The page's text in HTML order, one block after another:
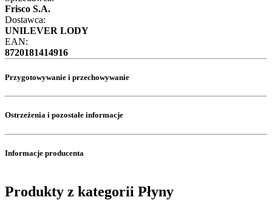
Frisco S.A.
Dostawca:
UNILEVER LODY
EAN:
8720181414916
Przygotowywanie i przechowywanie
Ostrzeżenia i pozostałe informacje
Informacje producenta
Produkty z kategorii Płyny